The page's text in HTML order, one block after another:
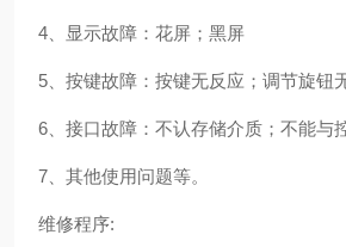
4、显示故障：花屏；黑屏
5、按键故障：按键无反应；调节旋钮
6、接口故障：不认存储介质；不能与
7、其他使用问题等。
维修程序: